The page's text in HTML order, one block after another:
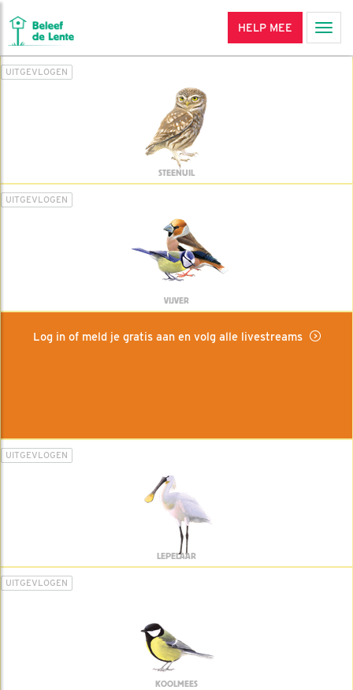
HELP MEE
UITGEVLOGEN
STEENUIL
UITGEVLOGEN
VIJVER
Log in of meld je gratis aan en volg alle livestreams
UITGEVLOGEN
LEPELAAR
UITGEVLOGEN
KOOLMEES